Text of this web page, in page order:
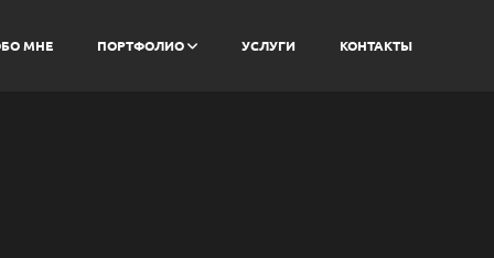
МНЕ ПОРТФОЛИО УСЛУГИ КОНТАКТЫ